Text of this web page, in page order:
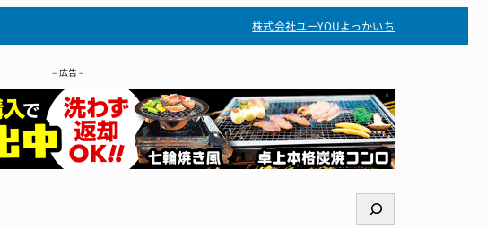
株式会社ユーYOUよっかいち
– 広告 –
検